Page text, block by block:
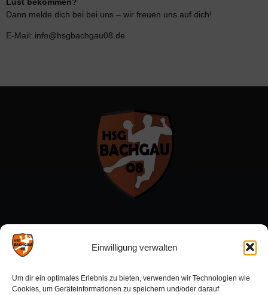
Einwilligung verwalten
Um dir ein optimales Erlebnis zu bieten, verwenden wir Technologien wie
Cookies, um Geräteinformationen zu speichern und/oder darauf
Dann melde dich bei bei uns – wir freuen uns auf dich!
E-Mail: info@hsgbachgau08.de
Menü:
Sponsoren